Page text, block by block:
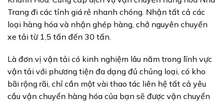
Trang đi các tỉnh giá rẻ nhanh chóng. Nhận tất cả các
loại hàng hóa và nhận ghép hàng, chở nguyên chuyến
xe tải từ 1,5 tấn đến 30 tấn.
Là đơn vị vận tải có kinh nghiệm lâu năm trong lĩnh vực
vận tải với phương tiện đa dạng đủ chủng loại, có kho
bãi rộng rãi, chỉ cần một vài thao tác liên hệ tất cả yêu
cầu vận chuyển hàng hóa của bạn sẽ được vận chuyển